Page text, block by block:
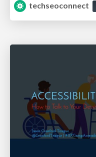
techseoconnect